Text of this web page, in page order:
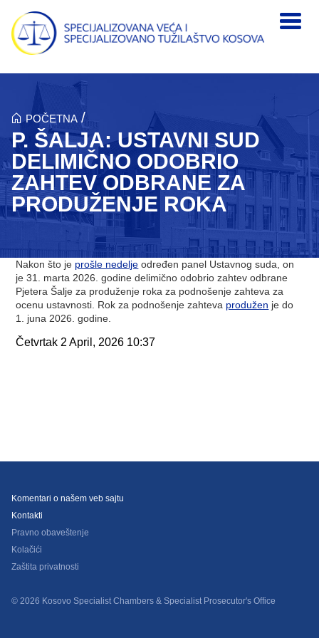
Skip to main content
POČETNA /
P. ŠALJA: USTAVNI SUD
DELIMIČNO ODOBRIO
ZAHTEV ODBRANE ZA
PRODUŽENJE ROKA
Nakon što je prošle nedelje određen panel Ustavnog suda, on
je 31. marta 2026. godine delimično odobrio zahtev odbrane
Pjetera Šalje za produženje roka za podnošenje zahteva za
ocenu ustavnosti. Rok za podnošenje zahteva produžen je do
1. juna 2026. godine.
Četvrtak 2 April, 2026 10:37
© 2026 Kosovo Specialist Chambers & Specialist Prosecutor's Office
Komentari o našem veb sajtu
Kontakti
Pravno obaveštenje
Kolačići
Zaštita privatnosti